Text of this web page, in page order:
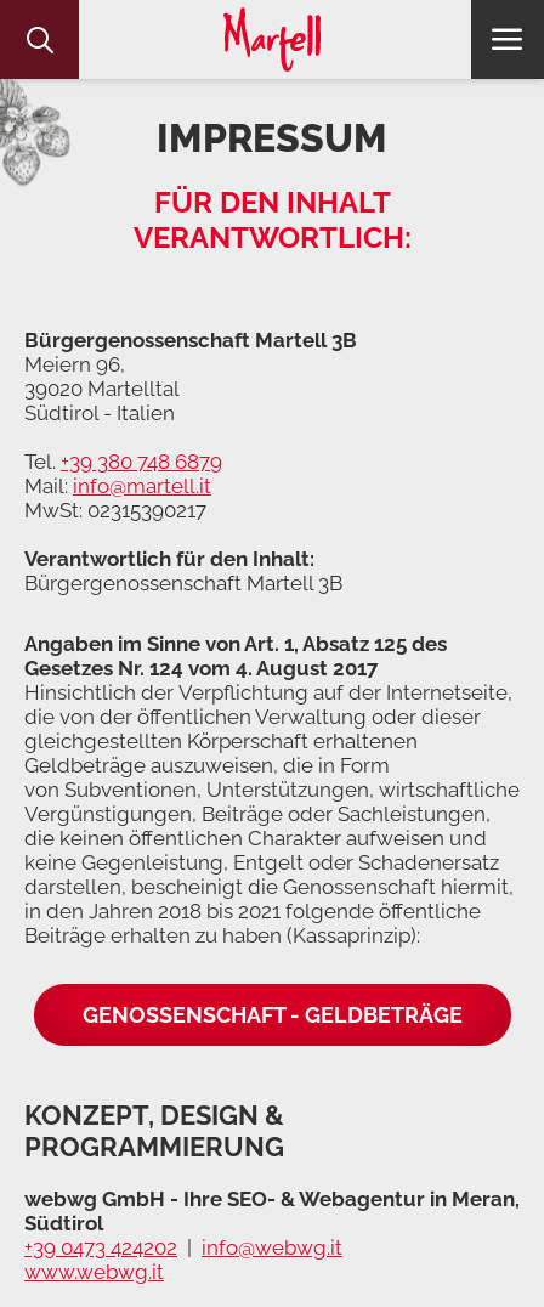
IMPRESSUM
FÜR DEN INHALT
VERANTWORTLICH:
Bürgergenossenschaft Martell 3B
Meiern 96,
39020 Martelltal
Südtirol - Italien
Tel. +39 380 748 6879
Mail: info@martell.it
MwSt: 02315390217
Verantwortlich für den Inhalt:
Bürgergenossenschaft Martell 3B
Angaben im Sinne von Art. 1, Absatz 125 des
Gesetzes Nr. 124 vom 4. August 2017
Hinsichtlich der Verpflichtung auf der Internetseite,
die von der öffentlichen Verwaltung oder dieser
gleichgestellten Körperschaft erhaltenen
Geldbeträge auszuweisen, die in Form
von Subventionen, Unterstützungen, wirtschaftliche
Vergünstigungen, Beiträge oder Sachleistungen,
die keinen öffentlichen Charakter aufweisen und
keine Gegenleistung, Entgelt oder Schadenersatz
darstellen, bescheinigt die Genossenschaft hiermit,
in den Jahren 2018 bis 2021 folgende öffentliche
Beiträge erhalten zu haben (Kassaprinzip):
GENOSSENSCHAFT - GELDBETRÄGE
KONZEPT, DESIGN &
PROGRAMMIERUNG
webwg GmbH - Ihre SEO- & Webagentur in Meran,
Südtirol
+39 0473 424202
info@webwg.it
www.webwg.it